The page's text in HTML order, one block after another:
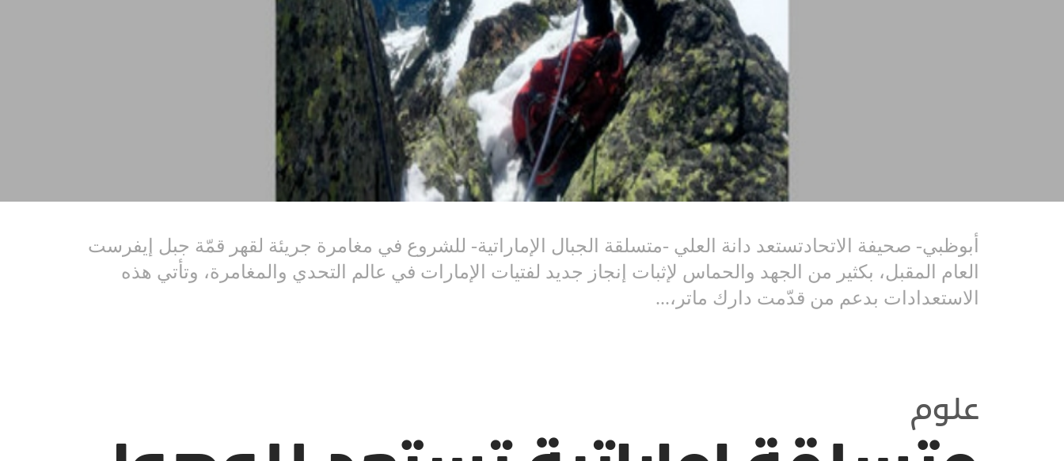
أبوظبي- صحيفة الاتحادتستعد دانة العلي -متسلقة الجبال الإماراتية- للشروع في مغامرة جريئة لقهر قمّة جبل إيفرست
العام المقبل، بكثير من الجهد والحماس لإثبات إنجاز جديد لفتيات الإمارات في عالم التحدي والمغامرة، وتأتي هذه
الاستعدادات بدعم من قدّمت دارك ماتر،...
علوم